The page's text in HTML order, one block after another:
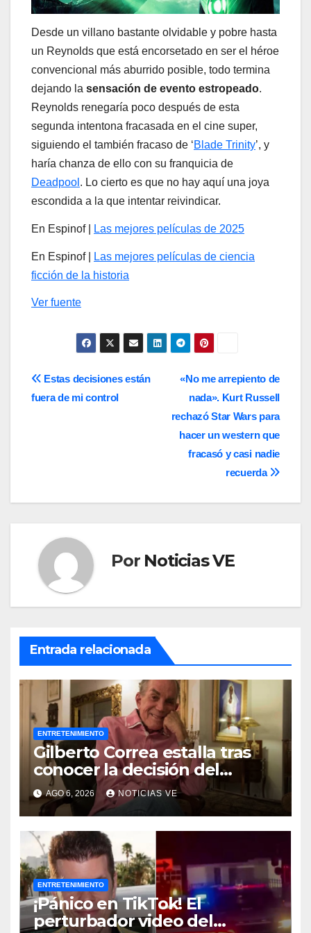
Desde un villano bastante olvidable y pobre hasta
un Reynolds que está encorsetado en ser el héroe
convencional más aburrido posible, todo termina
dejando la sensación de evento estropeado.
Reynolds renegaría poco después de esta
segunda intentona fracasada en el cine super,
siguiendo el también fracaso de ‘Blade Trinity’, y
haría chanza de ello con su franquicia de
Deadpool . Lo cierto es que no hay aquí una joya
escondida a la que intentar reivindicar.
En Espinof | Las mejores películas de 2025
En Espinof |
Las mejores películas de ciencia
ficción de la historia
Ver fuente
Navegación
«No me arrepiento de
nada». Kurt Russell
rechazó Star Wars para
hacer un western que
fracasó y casi nadie
recuerda
Estas decisiones están
fuera de mi control
Por Noticias VE
Entrada relacionada
ENTRETENIMIENTO
Gilberto Correa estalla tras
conocer la decisión del
tribunal en su caso
AGO 6, 2026 NOTICIAS VE
ENTRETENIMIENTO
¡Pánico en TikTok! El
perturbador video del